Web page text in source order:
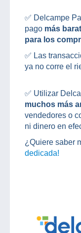
✅ Delcampe
pago más
para los
✅ Las
ya no corre el
✅ Utilizar
muchos más
vendedores o
ni dinero en
¿Quiere saber
dedicada!